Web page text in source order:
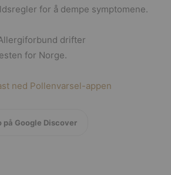
for å dempe symptomene.
drifter
for Norge.
ned Pollenvarsel-appen
på Google Discover